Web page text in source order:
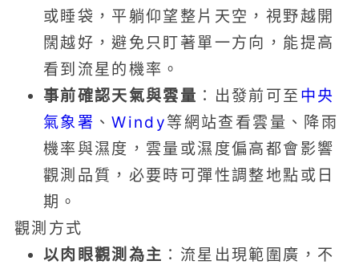
或睡袋，平躺仰望整片天空，視野越開
闊越好，避免只盯著單一方向，能提高
看到流星的機率。
事前確認天氣與雲量 ：出發前可至 中央
氣象署 、Windy等網站查看雲量、降雨
機率與濕度，雲量或濕度偏高都會影響
觀測品質，必要時可彈性調整地點或日
期。
觀測方式
以肉眼觀測為主 ：流星出現範圍廣，不